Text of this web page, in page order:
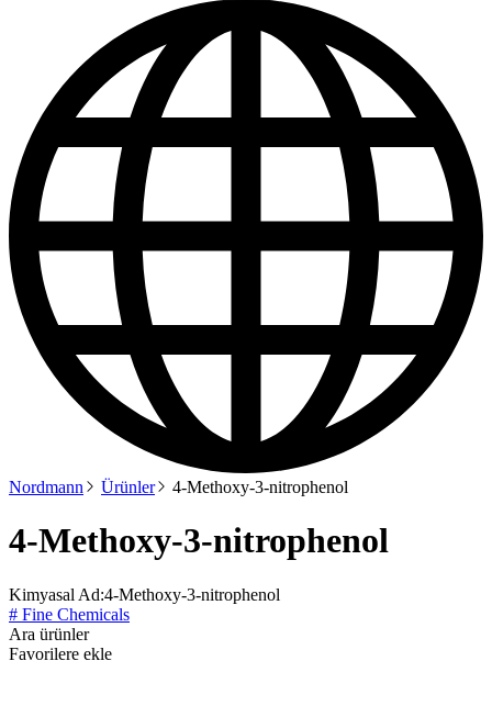
Nordmann Ürünler 4-Methoxy-3-nitrophenol
4-Methoxy-3-nitrophenol
Kimyasal Ad:4-Methoxy-3-nitrophenol
# Fine Chemicals
Ara ürünler
Favorilere ekle